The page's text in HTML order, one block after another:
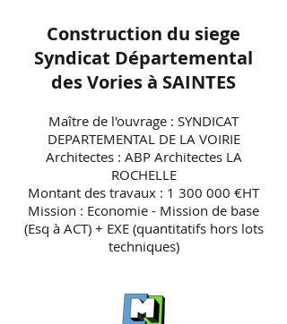
Construction du siege
Syndicat Départemental
des Vories à SAINTES
Maître de l'ouvrage : SYNDICAT
DEPARTEMENTAL DE LA VOIRIE
Architectes : ABP Architectes LA
ROCHELLE
Montant des travaux : 1 300 000 €HT
Mission : Economie - Mission de base
(Esq à ACT) + EXE (quantitatifs hors lots
techniques)